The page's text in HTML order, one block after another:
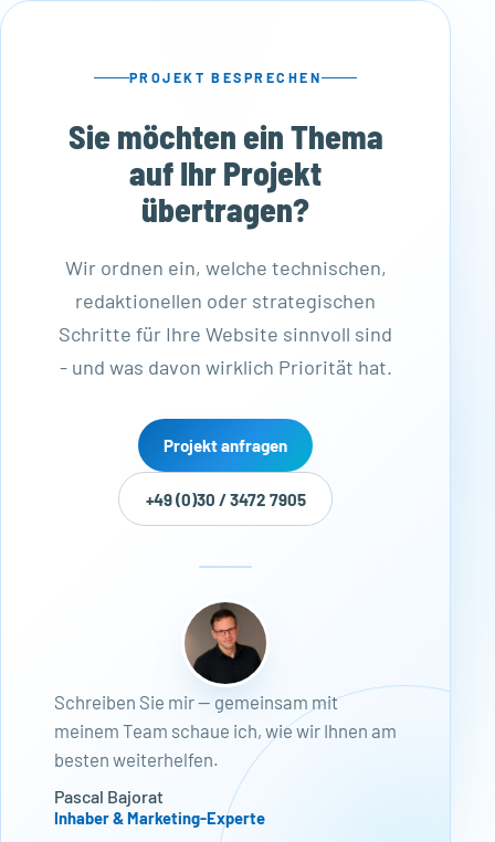
PROJEKT BESPRECHEN
Sie möchten ein Thema
auf Ihr Projekt
übertragen?
Wir ordnen ein, welche technischen,
redaktionellen oder strategischen
Schritte für Ihre Website sinnvoll sind
- und was davon wirklich Priorität hat.
Projekt anfragen
+49 (0)30 / 3472 7905
Schreiben Sie mir — gemeinsam mit
meinem Team schaue ich, wie wir Ihnen am
besten weiterhelfen.
Pascal Bajorat
Inhaber & Marketing-Experte